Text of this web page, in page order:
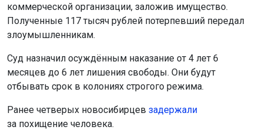
коммерческой организации, заложив имущество.
Полученные 117 тысяч рублей потерпевший передал
злоумышленникам.
Суд назначил осуждённым наказание от 4 лет 6
месяцев до 6 лет лишения свободы. Они будут
отбывать срок в колониях строгого режима.
Ранее четверых новосибирцев задержали
за похищение человека.